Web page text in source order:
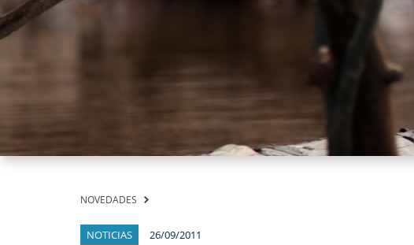
NOVEDADES
NOTICIAS 26/09/2011